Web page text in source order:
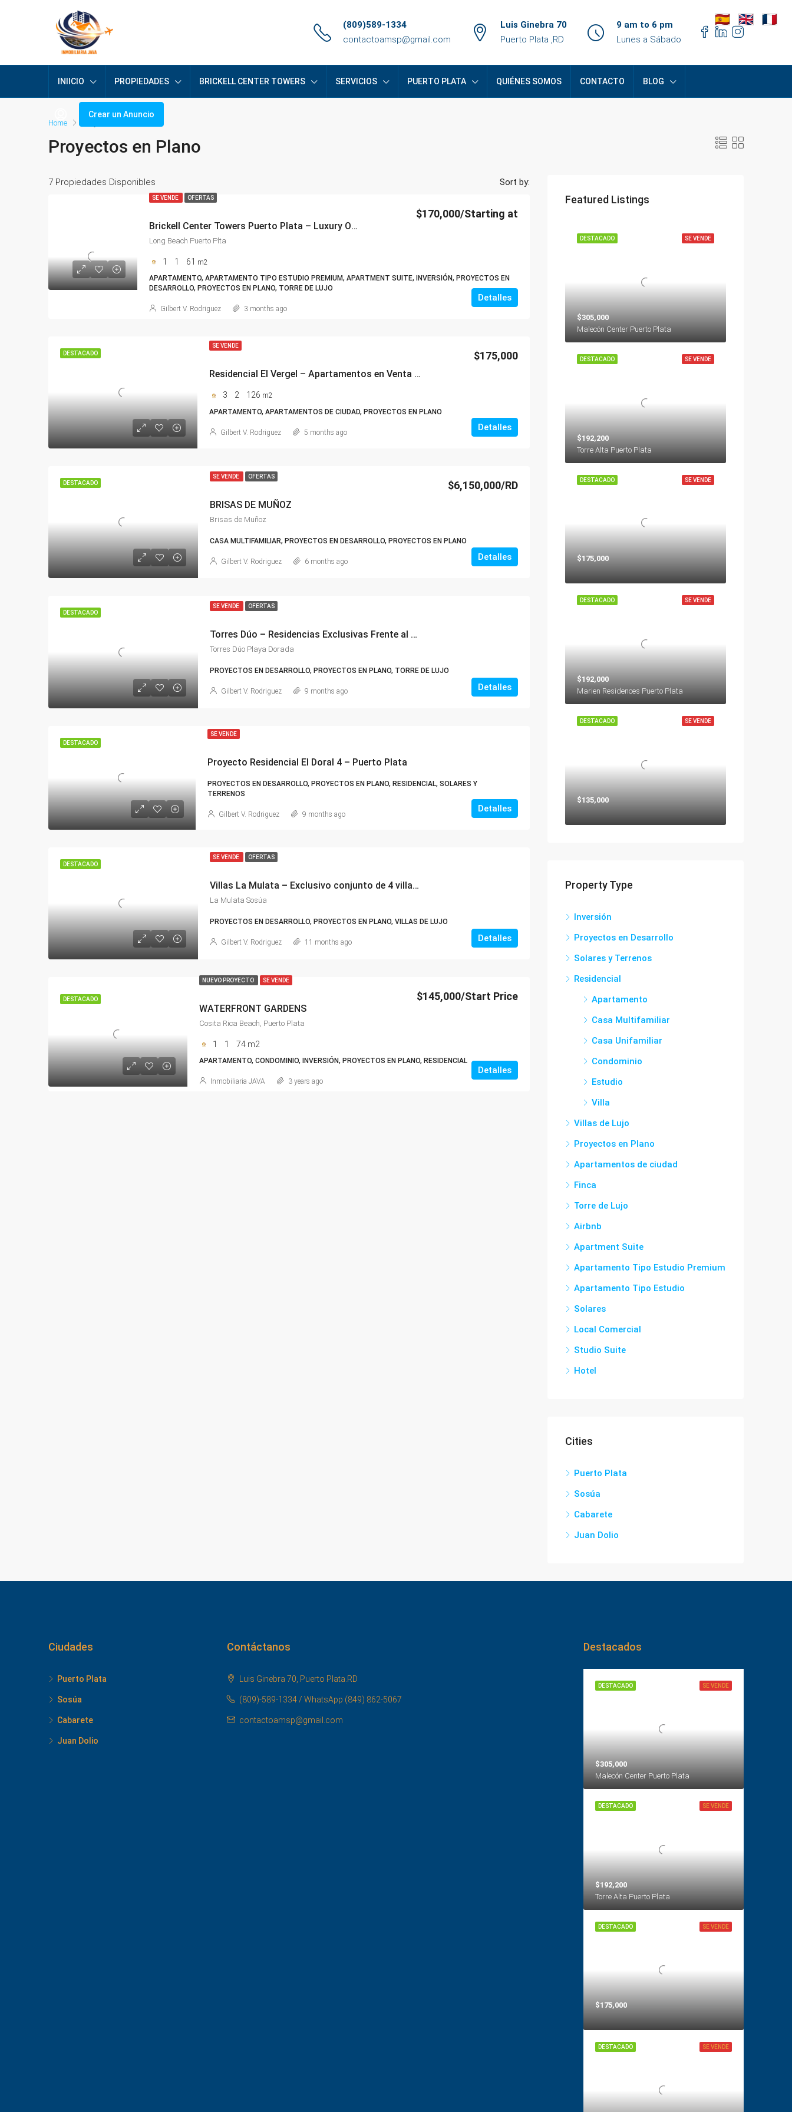
(809)589-1334
contactoamsp@gmail.com
Luis Ginebra 70
Puerto Plata ,RD
9 am to 6 pm
Lunes a Sábado
INIICIO PROPIEDADES BRICKELL CENTER TOWERS SERVICIOS PUERTO PLATA QUIÉNES SOMOS CONTACTO BLOG
Crear un Anuncio
Home
Proyectos en Plano
7 Propiedades Disponibles Sort by:
SE VENDE OFERTAS
Brickell Center Towers Puerto Plata – Luxury Oceanfront Apartments for Sale
$170,000/Starting at
Long Beach Puerto Plta
1 1 61 m2
APARTAMENTO, APARTAMENTO TIPO ESTUDIO PREMIUM, APARTMENT SUITE, INVERSIÓN, PROYECTOS EN
DESARROLLO, PROYECTOS EN PLANO, TORRE DE LUJO
Detalles
Gilbert V. Rodriguez 3 months ago
DESTACADO
SE VENDE
Residencial El Vergel – Apartamentos en Venta en Puerto Plata
$175,000
3 2 126 m2
APARTAMENTO, APARTAMENTOS DE CIUDAD, PROYECTOS EN PLANO
Detalles
Gilbert V. Rodriguez 5 months ago
DESTACADO
SE VENDE OFERTAS
BRISAS DE MUÑOZ
$6,150,000/RD
Brisas de Muñoz
CASA MULTIFAMILIAR, PROYECTOS EN DESARROLLO, PROYECTOS EN PLANO
Detalles
Gilbert V. Rodriguez 6 months ago
DESTACADO
SE VENDE OFERTAS
Torres Dúo – Residencias Exclusivas Frente al Mar en Playa Dorada, Puerto Plata
Torres Dúo Playa Dorada
PROYECTOS EN DESARROLLO, PROYECTOS EN PLANO, TORRE DE LUJO
Detalles
Gilbert V. Rodriguez 9 months ago
DESTACADO
SE VENDE
Proyecto Residencial El Doral 4 – Puerto Plata
PROYECTOS EN DESARROLLO, PROYECTOS EN PLANO, RESIDENCIAL, SOLARES Y
TERRENOS
Detalles
Gilbert V. Rodriguez 9 months ago
DESTACADO
SE VENDE OFERTAS
Villas La Mulata – Exclusivo conjunto de 4 villas privadas en Sosúa, Puerto Plata
La Mulata Sosúa
PROYECTOS EN DESARROLLO, PROYECTOS EN PLANO, VILLAS DE LUJO
Detalles
Gilbert V. Rodriguez 11 months ago
DESTACADO
NUEVO PROYECTO SE VENDE
WATERFRONT GARDENS
$145,000/Start Price
Cosita Rica Beach, Puerto Plata
1 1 74 m2
APARTAMENTO, CONDOMINIO, INVERSIÓN, PROYECTOS EN PLANO, RESIDENCIAL
Detalles
Inmobiliaria JAVA 3 years ago
Featured Listings
SE VENDE
DESTACADO
$305,000
Malecón Center Puerto Plata
SE VENDE
DESTACADO
$192,200
Torre Alta Puerto Plata
SE VENDE
DESTACADO
$175,000
SE VENDE
DESTACADO
$192,000
Marien Residences Puerto Plata
SE VENDE
DESTACADO
$135,000
Property Type
Inversión
Proyectos en Desarrollo
Solares y Terrenos
Residencial
Apartamento
Casa Multifamiliar
Casa Unifamiliar
Condominio
Estudio
Villa
Villas de Lujo
Proyectos en Plano
Apartamentos de ciudad
Finca
Torre de Lujo
Airbnb
Apartment Suite
Apartamento Tipo Estudio Premium
Apartamento Tipo Estudio
Solares
Local Comercial
Studio Suite
Hotel
Cities
Puerto Plata
Sosúa
Cabarete
Juan Dolio
Ciudades
Puerto Plata
Sosúa
Cabarete
Juan Dolio
Contáctanos
Luis Ginebra 70, Puerto Plata.RD
(809)-589-1334 / WhatsApp (849) 862-5067
contactoamsp@gmail.com
Destacados
SE VENDE
DESTACADO
$305,000
Malecón Center Puerto Plata
SE VENDE
DESTACADO
$192,200
Torre Alta Puerto Plata
SE VENDE
DESTACADO
$175,000
SE VENDE
DESTACADO